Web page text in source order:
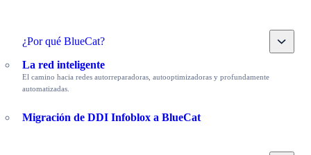
¿Por qué BlueCat? Toggle
La red inteligente
El camino hacia redes autorreparadoras, autooptimizadoras y profundamente
automatizadas.
Migración de DDI Infoblox a BlueCat